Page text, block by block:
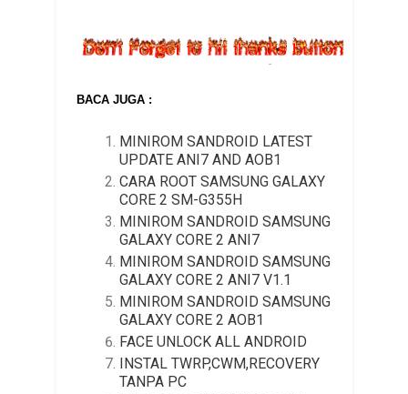
BACA JUGA :
MINIROM SANDROID LATEST
UPDATE ANI7 AND AOB1
CARA ROOT SAMSUNG GALAXY
CORE 2 SM-G355H
MINIROM SANDROID SAMSUNG
GALAXY CORE 2 ANI7
MINIROM SANDROID SAMSUNG
GALAXY CORE 2 ANI7 V1.1
MINIROM SANDROID SAMSUNG
GALAXY CORE 2 AOB1
FACE UNLOCK ALL ANDROID
INSTAL TWRP,CWM,RECOVERY
TANPA PC